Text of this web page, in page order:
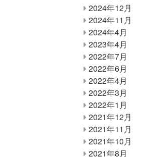
2024年12月
2024年11月
2024年4月
2023年4月
2022年7月
2022年6月
2022年4月
2022年3月
2022年1月
2021年12月
2021年11月
2021年10月
2021年8月